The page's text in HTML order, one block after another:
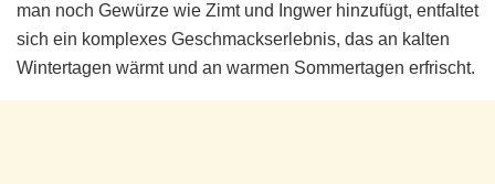
man noch Gewürze wie Zimt und Ingwer hinzufügt, entfaltet
sich ein komplexes Geschmackserlebnis, das an kalten
Wintertagen wärmt und an warmen Sommertagen erfrischt.